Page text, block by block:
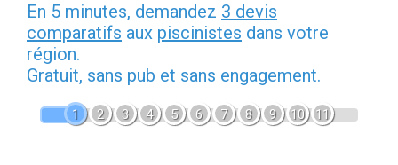
En 5 minutes, demandez 3 devis
comparatifs aux piscinistes dans votre
région.
Gratuit, sans pub et sans engagement.
1 2 3 4 5 6 7 8 9 10 11